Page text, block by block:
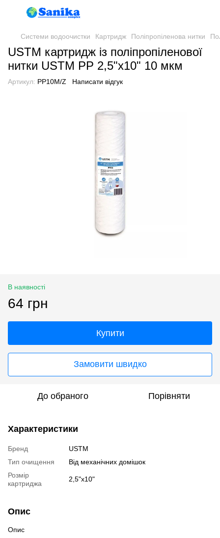
Системи водоочистки Картридж Поліпропіленова нитки
USTM картридж із поліпропіленової
нитки USTM PP 2,5"x10" 10 мкм
Артикул: PP10M/Z Написати відгук
В наявності
64 грн
Купити
Замовити швидко
До обраного Порівняти
Характеристики
Бренд
USTM
Тип очищення
Від механічних домішок
Розмір
картриджа
2,5"x10"
Опис
Опис